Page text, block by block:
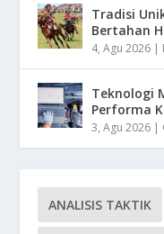
Tradisi
Bertahan
4, Agu 2026 |
Teknologi
Performa
3, Agu 2026 |
ANALISIS TAKTIK